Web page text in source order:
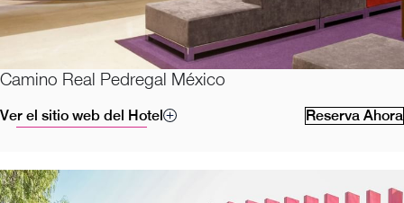
Camino Real Pedregal México
Ver el sitio web del Hotel Reserva Ahora